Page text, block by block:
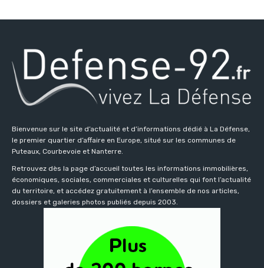
Bienvenue sur le site d’actualité et d’informations dédié à La Défense,
le premier quartier d’affaire en Europe, situé sur les communes de
Puteaux, Courbevoie et Nanterre.
Retrouvez dès la page d’accueil toutes les informations immobilières,
économiques, sociales, commerciales et culturelles qui font l’actualité
du territoire, et accédez gratuitement à l’ensemble de nos articles,
dossiers et galeries photos publiés depuis 2003.